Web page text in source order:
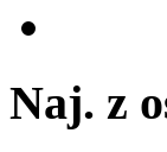
Naj. z